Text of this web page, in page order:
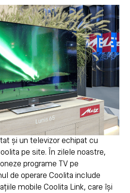
și un televizor echipat cu
pe site. În zilele noastre,
programe TV pe
de operare Coolita include
mobile Coolita Link, care își